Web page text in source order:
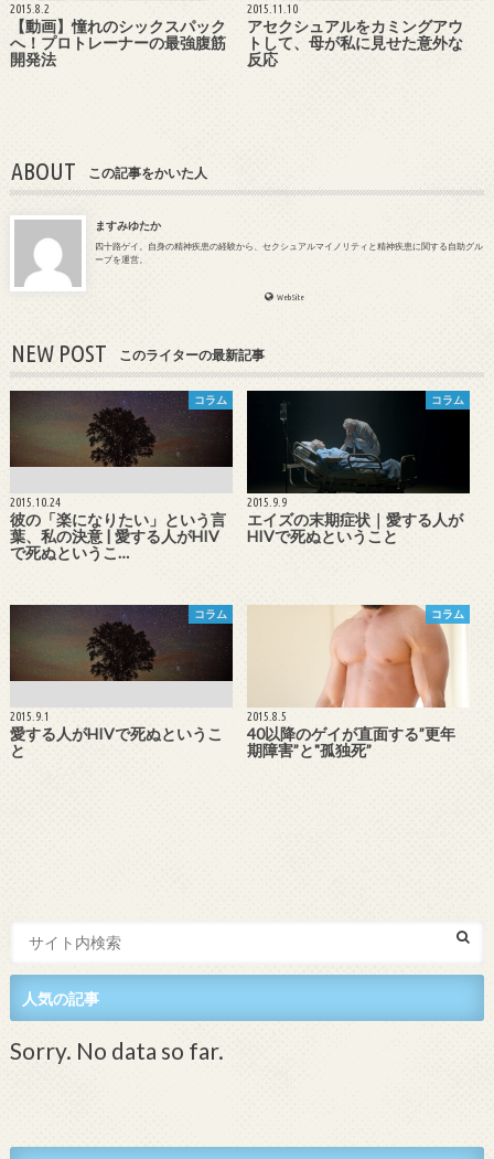
2015.8.2
【動画】憧れのシックスパック
へ！プロトレーナーの最強腹筋
開発法
2015.11.10
アセクシュアルをカミングアウ
トして、母が私に見せた意外な
反応
ABOUT この記事をかいた人
ますみゆたか
四十路ゲイ。自身の精神疾患の経験から、セクシュアルマイノリティと精神疾患に関する自助グル
ープを運営。
WebSite
NEW POST このライターの最新記事
コラム
2015.10.24
彼の「楽になりたい」という言
葉、私の決意 | 愛する人がHIV
で死ぬというこ…
コラム
2015.9.9
エイズの末期症状｜愛する人が
HIVで死ぬということ
コラム
2015.9.1
愛する人がHIVで死ぬというこ
と
コラム
2015.8.5
40以降のゲイが直面する”更年
期障害”と"孤独死”
人気の記事
Sorry. No data so far.